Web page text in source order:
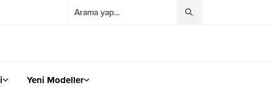
Yeni Modeller